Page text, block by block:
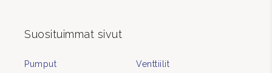
Suosituimmat sivut
Pumput Venttiilit